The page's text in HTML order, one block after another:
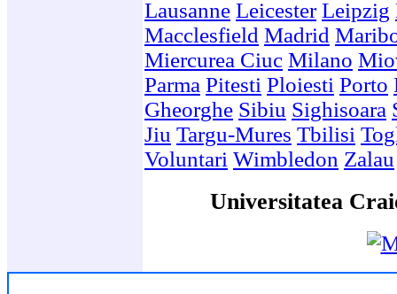
Lausanne Leicester Leipzig
Macclesfield Madrid
Miercurea Ciuc Milano
Parma Pitesti Ploiesti Porto
Gheorghe Sibiu Sighisoara
Jiu Targu-Mures Tbilisi
Voluntari Wimbledon Zalau
Universitatea